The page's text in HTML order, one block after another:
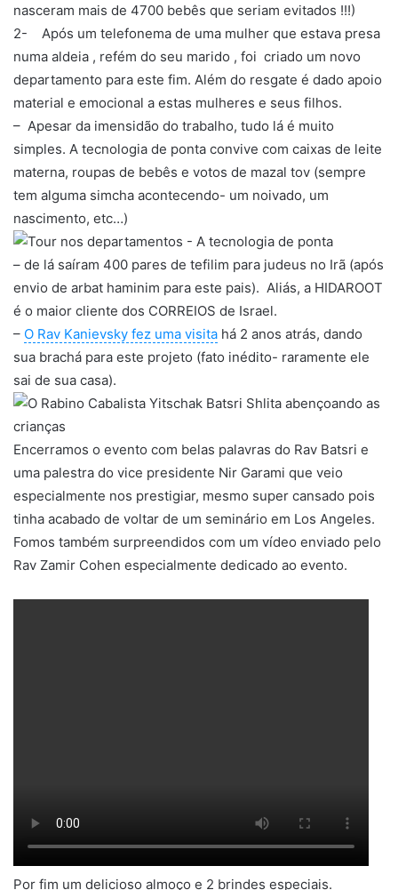
nasceram mais de 4700 bebês que seriam evitados !!!)
2- Após um telefonema de uma mulher que estava presa
numa aldeia , refém do seu marido , foi criado um novo
departamento para este fim. Além do resgate é dado apoio
material e emocional a estas mulheres e seus filhos.
– Apesar da imensidão do trabalho, tudo lá é muito
simples. A tecnologia de ponta convive com caixas de leite
materna, roupas de bebês e votos de mazal tov (sempre
tem alguma simcha acontecendo- um noivado, um
nascimento, etc…)
– de lá saíram 400 pares de tefilim para judeus no Irã (após
envio de arbat haminim para este pais). Aliás, a HIDAROOT
é o maior cliente dos CORREIOS de Israel.
– O Rav Kanievsky fez uma visita há 2 anos atrás, dando
sua brachá para este projeto (fato inédito- raramente ele
sai de sua casa).
Encerramos o evento com belas palavras do Rav Batsri e
uma palestra do vice presidente Nir Garami que veio
especialmente nos prestigiar, mesmo super cansado pois
tinha acabado de voltar de um seminário em Los Angeles.
Fomos também surpreendidos com um vídeo enviado pelo
Rav Zamir Cohen especialmente dedicado ao evento.
Por fim um delicioso almoço e 2 brindes especiais.